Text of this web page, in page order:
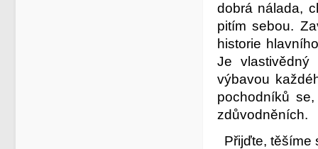
dobrá nálada,
pitím sebou.
historie
Je
výbavou
pochodníků
Přijďte, těšíme